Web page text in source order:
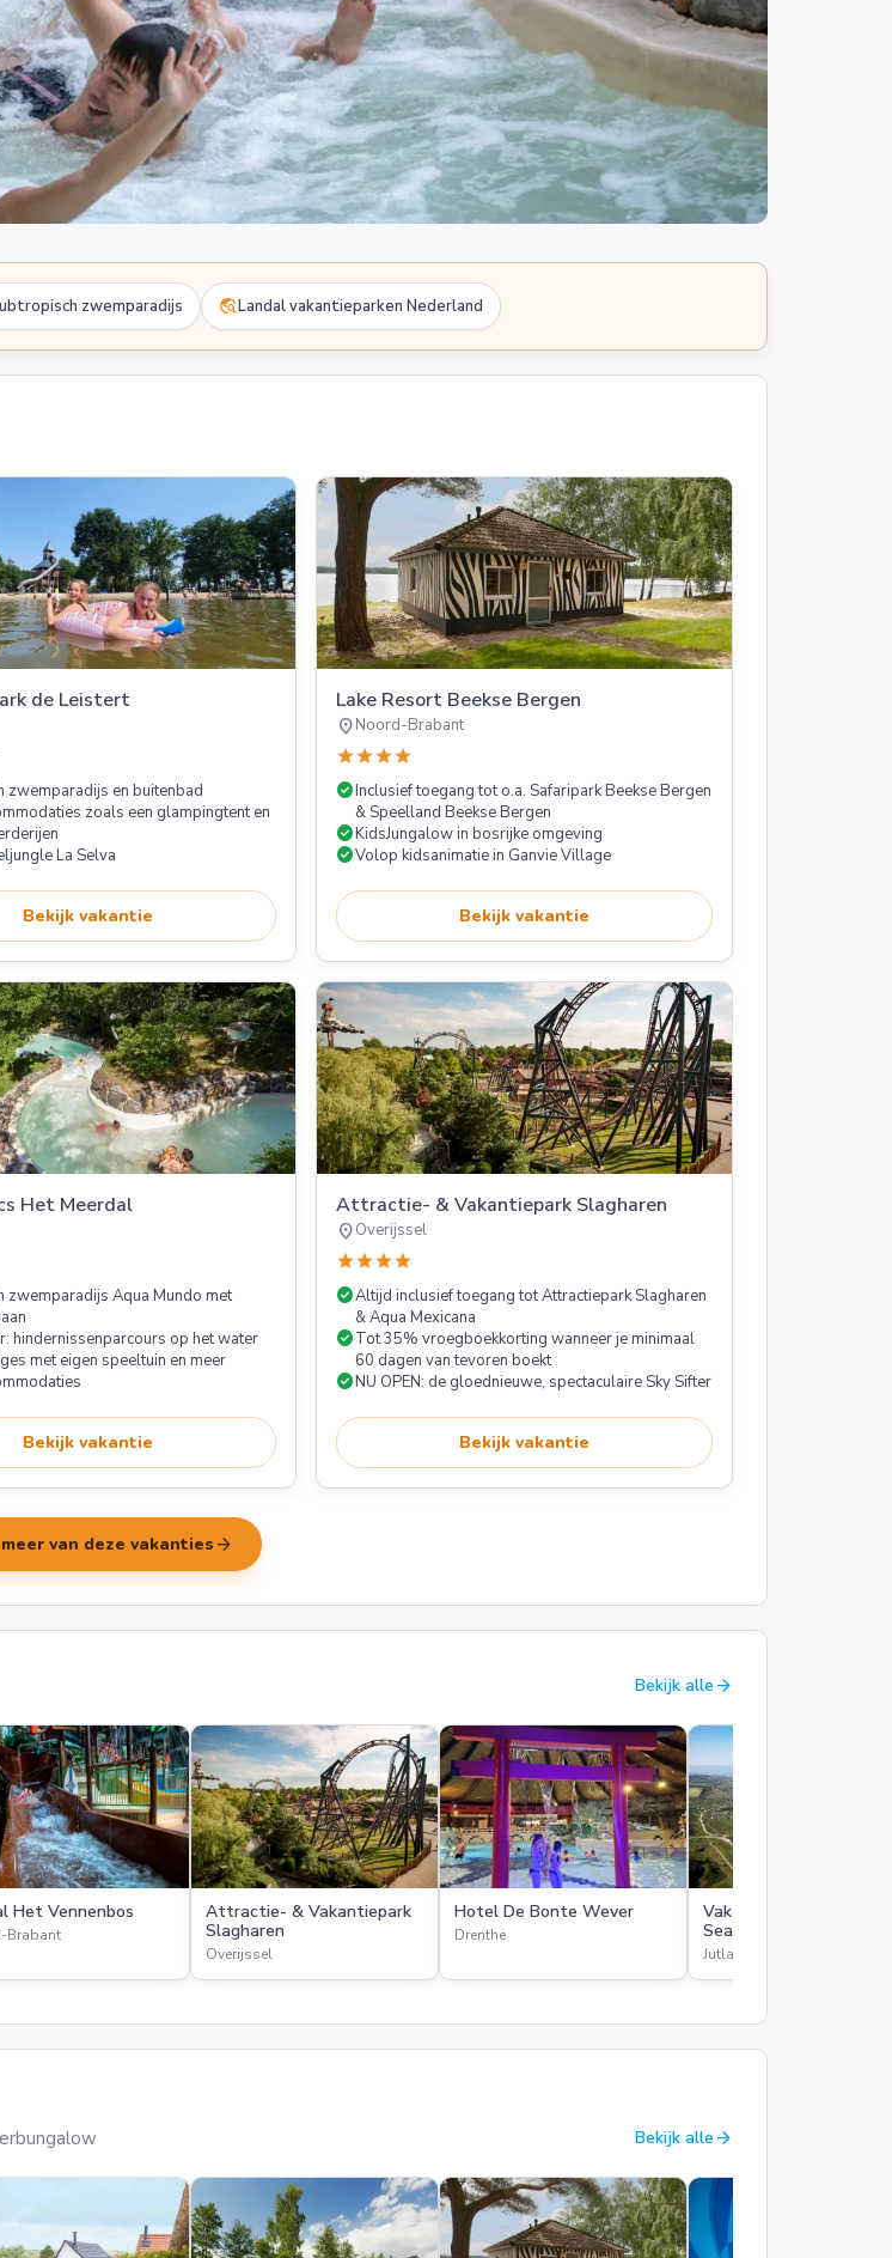
zwemparadijs travel_exploreLandal vakantieparken Nederland
de Leistert
zwemparadijs en buitenbad
zoals een glampingtent en
La Selva
Bekijk vakantie
Lake Resort Beekse Bergen
location_onNoord-Brabant
starstarstarstar
check_circleInclusief toegang tot o.a. Safaripark Beekse Bergen
& Speelland Beekse Bergen
check_circleKidsJungalow in bosrijke omgeving
check_circleVolop kidsanimatie in Ganvie Village
Bekijk vakantie
Het Meerdal
zwemparadijs Aqua Mundo met
hindernissenparcours op het water
met eigen speeltuin en meer
Bekijk vakantie
Attractie- & Vakantiepark Slagharen
location_onOverijssel
starstarstarstar
check_circleAltijd inclusief toegang tot Attractiepark Slagharen
& Aqua Mexicana
check_circleTot 35% vroegboekkorting wanneer je minimaal
60 dagen van tevoren boekt
check_circleNU OPEN: de gloednieuwe, spectaculaire Sky Sifter
Bekijk vakantie
van deze vakanties arrow_forward
Bekijk alle arrow_forward
Het Vennenbos
Brabant
Attractie- & Vakantiepark
Slagharen
Overijssel
Hotel De Bonte Wever
Drenthe
Vakantiepark Skallerup
Seaside Resort
Jutland
Bekijk alle arrow_forward